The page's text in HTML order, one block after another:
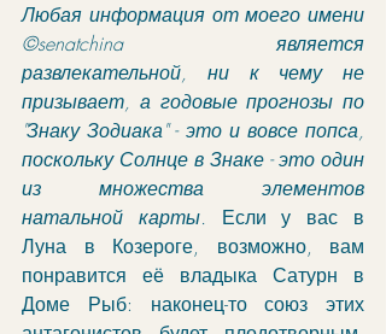
Любая информация от моего имени
©senatchina является
развлекательной, ни к чему не
призывает, а годовые прогнозы по
"Знаку Зодиака" - это и вовсе попса,
поскольку Солнце в Знаке - это один
из множества элементов
натальной карты. Если у вас в
Луна в Козероге, возможно, вам
понравится её владыка Сатурн в
Доме Рыб: наконец-то союз этих